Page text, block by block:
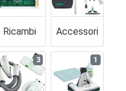
Ricambi Accessori
3 1